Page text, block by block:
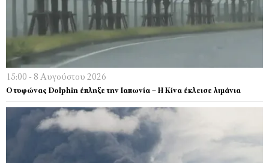
15:00 - 8 Αυγούστου 2026
Ο τυφώνας Dolphin έπληξε την Ιαπωνία – H Κίνα έκλεισε λιμάνια